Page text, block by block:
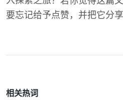
要忘记给予点赞，并把它分享
相关热词